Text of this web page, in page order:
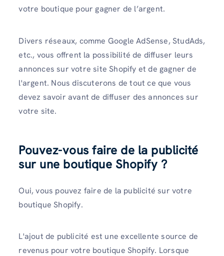
votre boutique pour gagner de l’argent.
Divers réseaux, comme Google AdSense, StudAds,
etc., vous offrent la possibilité de diffuser leurs
annonces sur votre site Shopify et de gagner de
l'argent. Nous discuterons de tout ce que vous
devez savoir avant de diffuser des annonces sur
votre site.
Pouvez-vous faire de la publicité
sur une boutique Shopify ?
Oui, vous pouvez faire de la publicité sur votre
boutique Shopify.
L'ajout de publicité est une excellente source de
revenus pour votre boutique Shopify. Lorsque